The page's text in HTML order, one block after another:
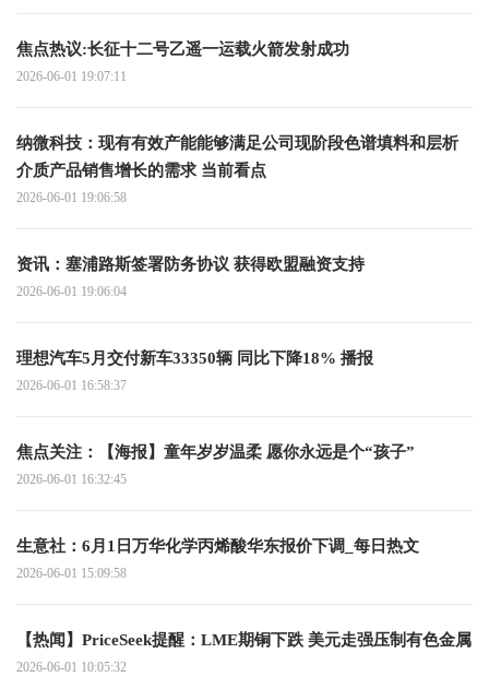
焦点热议:长征十二号乙遥一运载火箭发射成功
2026-06-01 19:07:11
纳微科技：现有有效产能能够满足公司现阶段色谱填料和层析
介质产品销售增长的需求 当前看点
2026-06-01 19:06:58
资讯：塞浦路斯签署防务协议 获得欧盟融资支持
2026-06-01 19:06:04
理想汽车5月交付新车33350辆 同比下降18% 播报
2026-06-01 16:58:37
焦点关注：【海报】童年岁岁温柔 愿你永远是个“孩子”
2026-06-01 16:32:45
生意社：6月1日万华化学丙烯酸华东报价下调_每日热文
2026-06-01 15:09:58
【热闻】PriceSeek提醒：LME期铜下跌 美元走强压制有色金属
2026-06-01 10:05:32